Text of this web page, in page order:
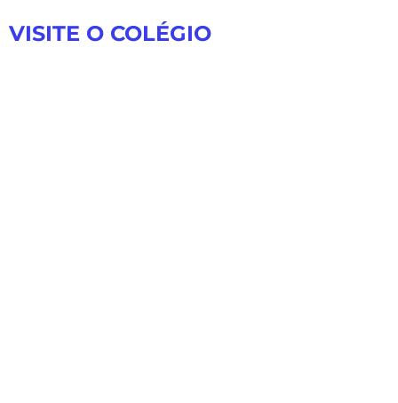
VISITE O COLÉGIO